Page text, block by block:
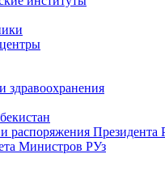
здравоохранения
распоряжения Президента
Министров РУз